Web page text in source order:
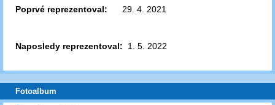
Poprvé reprezentoval: 29. 4. 2021
Naposledy reprezentoval: 1. 5. 2022
Fotoalbum